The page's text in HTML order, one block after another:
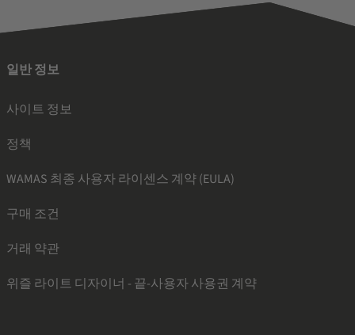
일반 정보
사이트 정보
정책
WAMAS 최종 사용자 라이센스 계약 (EULA)
구매 조건
거래 약관
위즐 라이트 디자이너 - 끝-사용자 사용권 계약